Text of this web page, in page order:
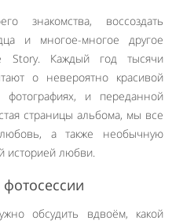
знакомства, воссоздать
и многое-многое другое
Story. Каждый год тысячи
о невероятно красивой
и переданной
страницы альбома, мы все
а также необычную
историей любви.
обсудить вдвоём, какой